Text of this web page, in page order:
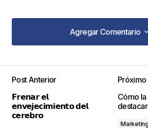
Agregar Comentario
Agregar Comentario
publicada.
Los campos
marcados con*
Post Anterior
𝗙𝗿𝗲𝗻𝗮𝗿 𝗲𝗹
𝗲𝗻𝘃𝗲𝗷𝗲𝗰𝗶𝗺𝗶𝗲𝗻𝘁𝗼 𝗱𝗲𝗹
𝗰𝗲𝗿𝗲𝗯𝗿𝗼
Próximo
Cómo la
Marketing